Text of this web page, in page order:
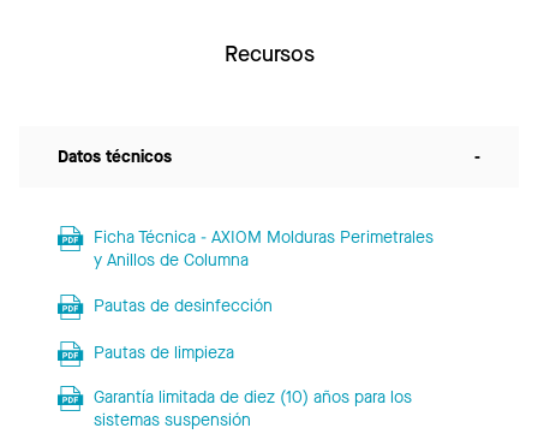
Recursos
Datos técnicos -
Ficha Técnica - AXIOM Molduras Perimetrales
y Anillos de Columna
Pautas de desinfección
Pautas de limpieza
Garantía limitada de diez (10) años para los
sistemas suspensión